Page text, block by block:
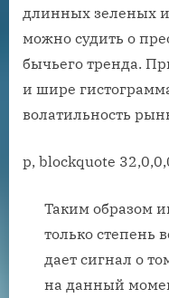
длинных зеленых
можно судить о
бычьего тренда.
и шире
волатильность
p, blockquote
Таким образом
только степень
дает сигнал о
на данный